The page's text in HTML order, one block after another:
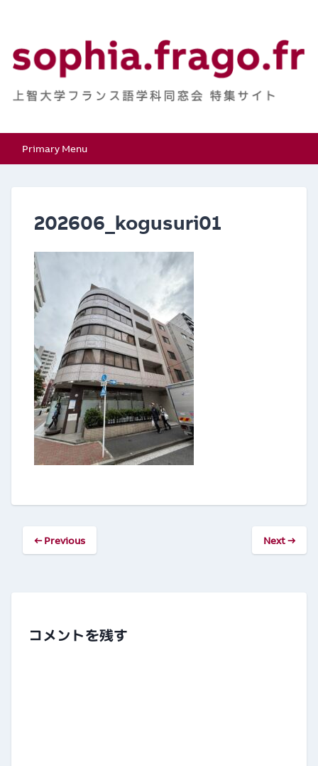
上智大学フランス語学
科同窓会
Primary Menu
202606_kogusuri01
← Previous Next →
コメントを残す